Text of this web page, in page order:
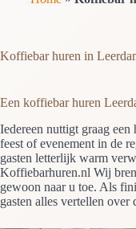
Koffiebar huren in
Een koffiebar huren
Iedereen nuttigt graag
feest of evenement in de
gasten letterlijk warm
Koffiebarhuren.nl Wij
gewoon naar u toe. Als
gasten alles vertellen